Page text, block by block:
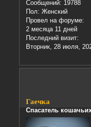
Сообщений: 19788
Пол: Женский
Провел на форуме:
2 месяца 11 дней
Последний визит:
Вторник, 28 июля,
Гаечка
Спасатель